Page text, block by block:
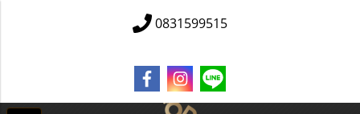
0831599515